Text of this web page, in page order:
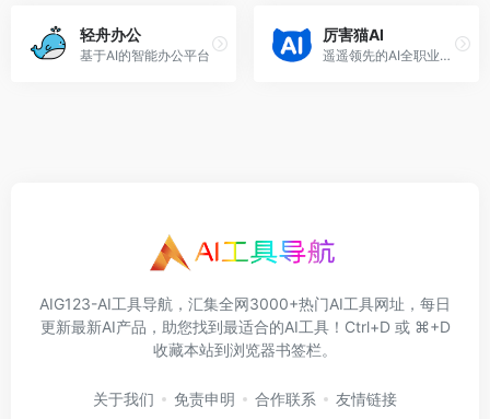
轻舟办公
基于AI的智能办公平台
厉害猫AI
遥遥领先的AI全职业办公写作平台
AIG123-AI工具导航，汇集全网3000+热门AI工具网址，每日
更新最新AI产品，助您找到最适合的AI工具！Ctrl+D 或 ⌘+D
收藏本站到浏览器书签栏。
关于我们 免责申明 合作联系 友情链接